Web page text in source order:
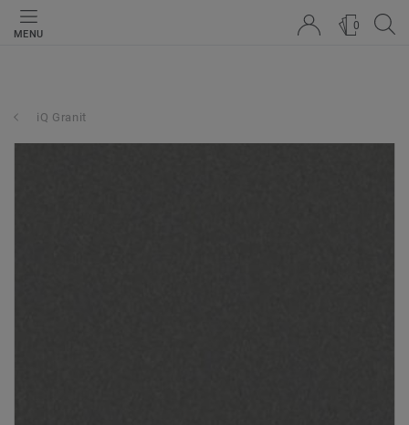
MENU
0
iQ Granit